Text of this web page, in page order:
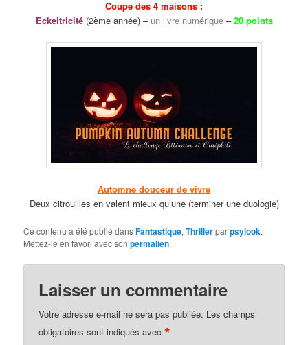
Coupe des 4 maisons :
Eckeltricité(2ème année) – un livre numérique–20 points
Automne douceur de vivre
Deux citrouilles en valent mieux qu’une (terminer une duologie)
Ce contenu a été publié dansFantastique,Thrillerparpsylook.
Mettez-le en favori avec sonpermalien.
Laisser un commentaire
Votre adresse e-mail ne sera pas publiée. Les champs
obligatoires sont indiqués avec*